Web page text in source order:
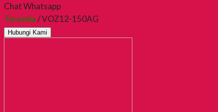
Chat Whatsapp
Tersedia/ VOZ12-150AG
Hubungi Kami